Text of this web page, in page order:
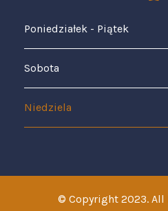
Poniedziałek - Piątek
Sobota
Niedziela
© Copyright 2023. All